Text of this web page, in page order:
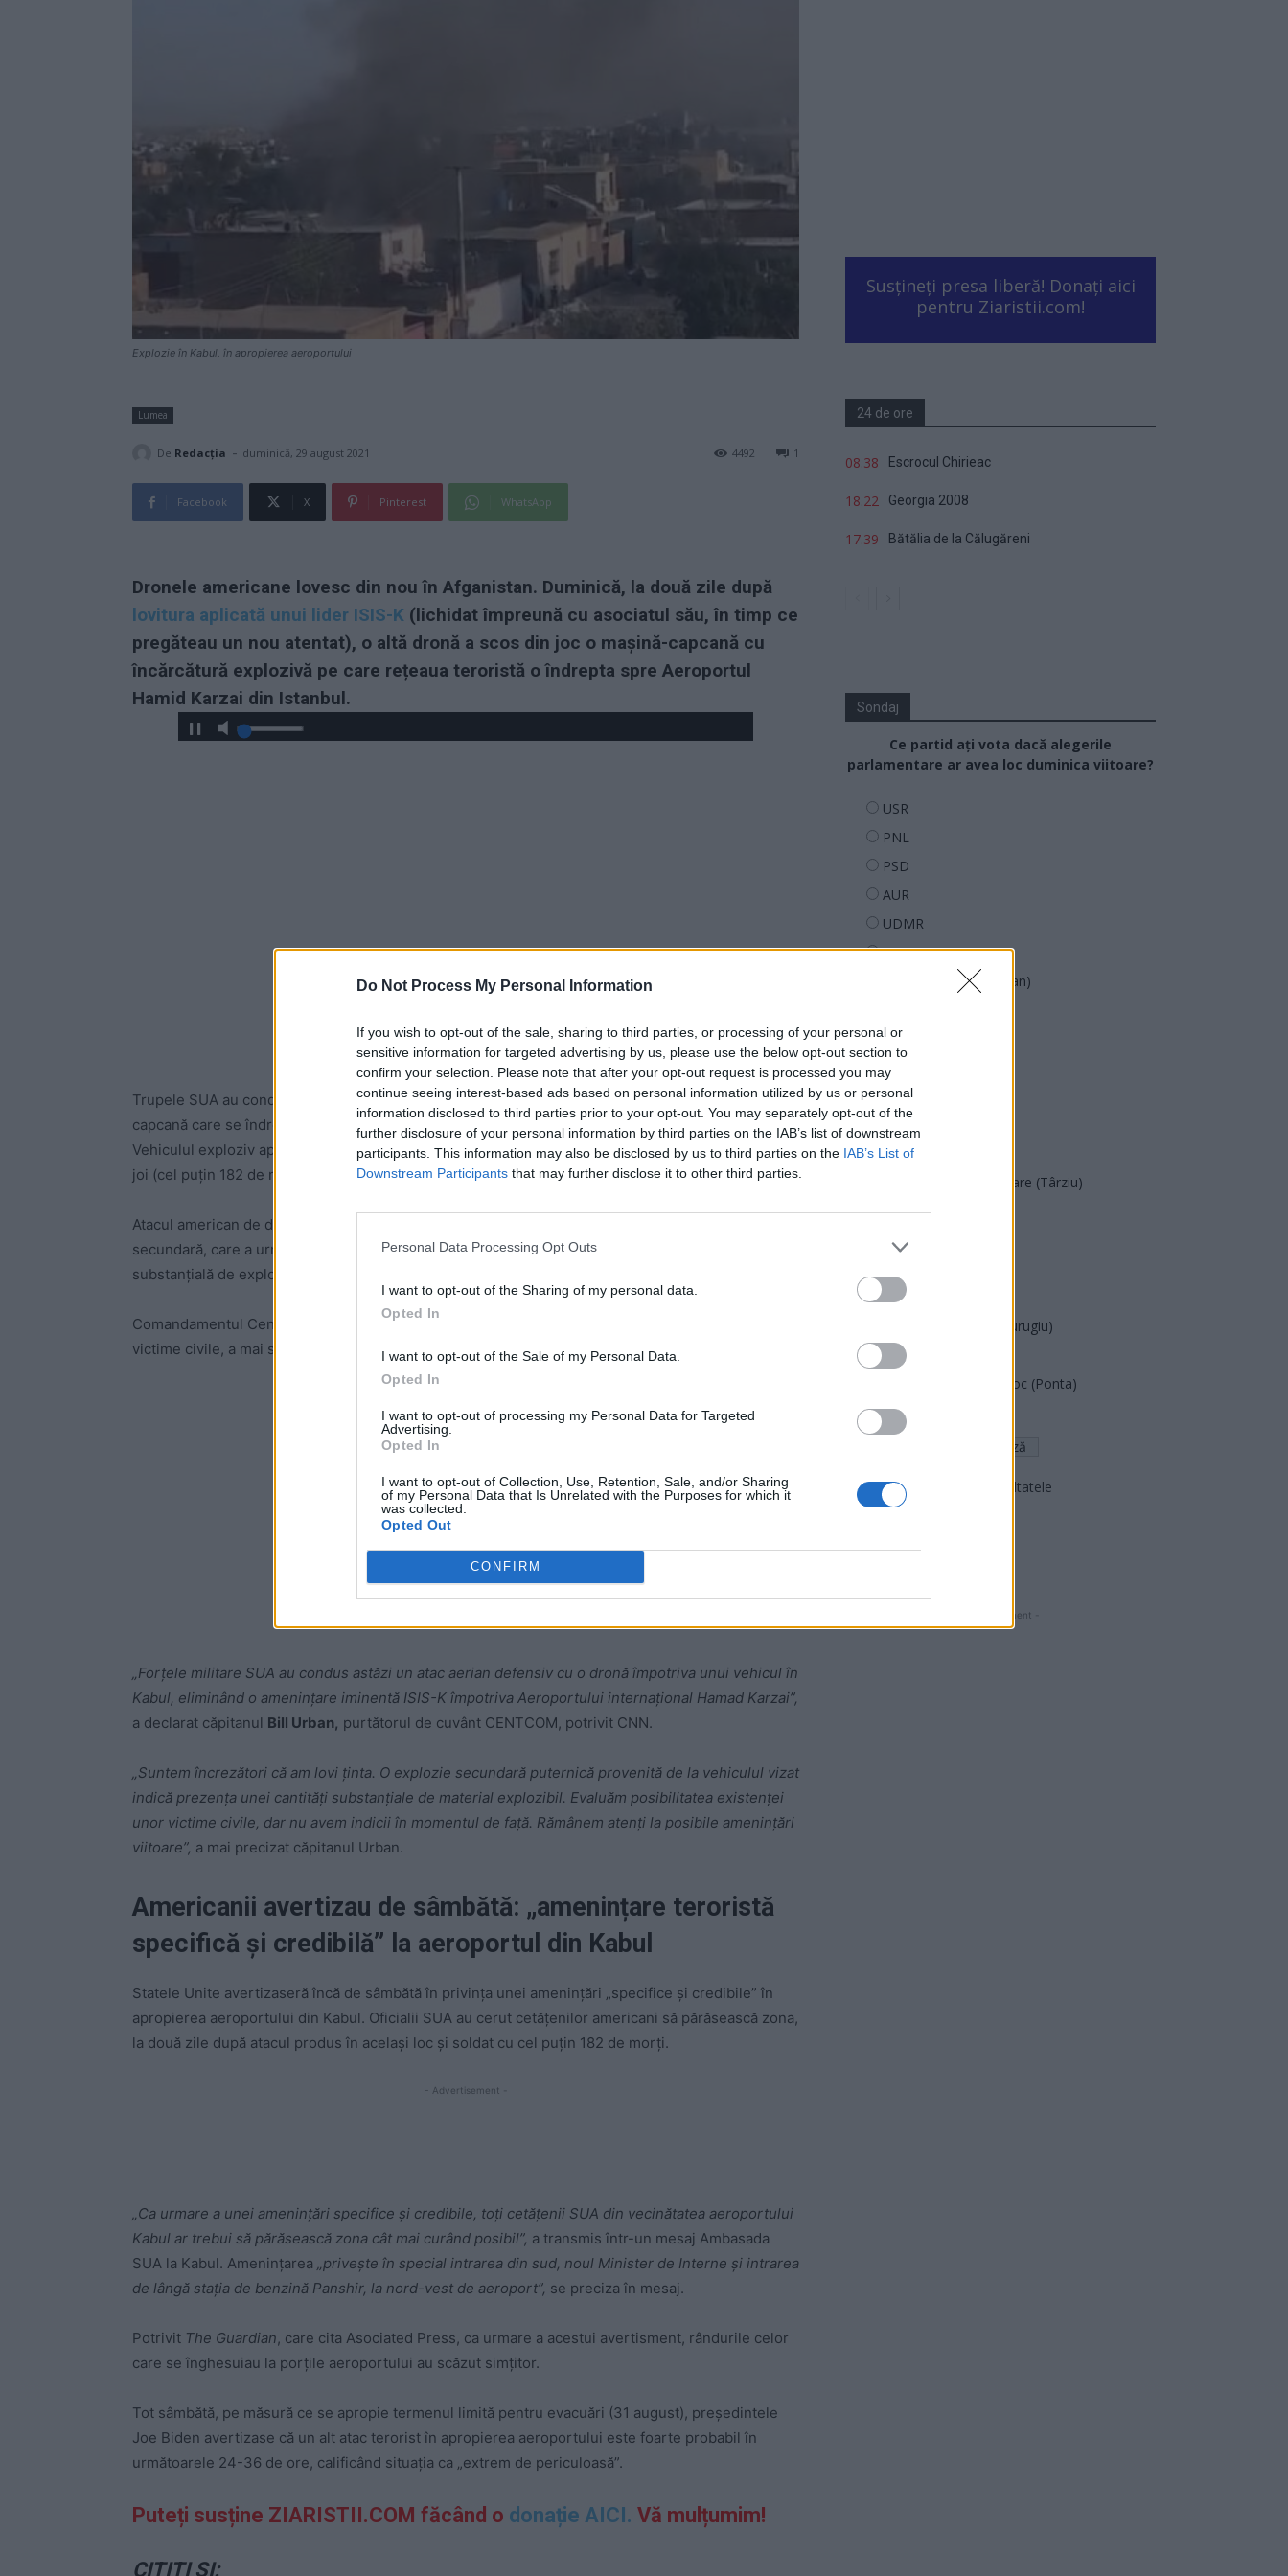
Do Not Process My Personal Information
If you wish to opt-out of the sale, sharing to third parties, or processing of your personal or
sensitive information for targeted advertising by us, please use the below opt-out section to
confirm your selection. Please note that after your opt-out request is processed you may
continue seeing interest-based ads based on personal information utilized by us or personal
information disclosed to third parties prior to your opt-out. You may separately opt-out of the
further disclosure of your personal information by third parties on the IAB’s list of downstream
participants. This information may also be disclosed by us to third parties on the IAB’s List of
Downstream Participants that may further disclose it to other third parties.
Personal Data Processing Opt Outs
I want to opt-out of the Sharing of my personal data.
Opted In
I want to opt-out of the Sale of my Personal Data.
Opted In
I want to opt-out of processing my Personal Data for Targeted
Advertising.
Opted In
I want to opt-out of Collection, Use, Retention, Sale, and/or Sharing
of my Personal Data that Is Unrelated with the Purposes for which it
was collected.
Opted Out
CONFIRM
Explozie în Kabul, în apropierea aeroportului
Lumea
De Redacţia - duminică, 29 august 2021 1
4492
Facebook X Pinterest WhatsApp
Dronele americane lovesc din nou în Afganistan. Duminică, la două zile după
lovitura aplicată unui lider ISIS-K (lichidat împreună cu asociatul său, în timp ce
pregăteau un nou atentat), o altă dronă a scos din joc o mașină-capcană cu
încărcătură explozivă pe care rețeaua teroristă o îndrepta spre Aeroportul
Hamid Karzai din Istanbul.
Trupele SUA au condus o lovitură aeriană defensivă duminică, în Kabul, împotriva unei mașini-
capcană care se îndrepta spre aeroport, scrie CNN, citând un oficial din domeniul apărării.
Vehiculul exploziv aparținea rețelei teroriste ISIS-K, responsabilă și pentru atentatul îngrozitor de
joi (cel puțin 182 de morți, dintre care 169 de afgani și 13 militari americani).
Atacul american de duminică a fost purtat de o dronă. Potrivit oficialului citat, o explozie
secundară, care a urmat celei inițiale, indică faptul că ținta vizată era încărcată cu o cantitate
substanțială de explozivi.
Comandamentul Central american, US CENTCOM, a confirmat atacul. Din primele date, nu există
victime civile, a mai spus sursa CNN.
„Forțele militare SUA au condus astăzi un atac aerian defensiv cu o dronă împotriva unui vehicul în
Kabul, eliminând o amenințare iminentă ISIS-K împotriva Aeroportului internațional Hamad Karzai”,
a declarat căpitanul Bill Urban, purtătorul de cuvânt CENTCOM, potrivit CNN.
„Suntem încrezători că am lovi ținta. O explozie secundară puternică provenită de la vehiculul vizat
indică prezența unei cantități substanțiale de material explozibil. Evaluăm posibilitatea existenței
unor victime civile, dar nu avem indicii în momentul de față. Rămânem atenți la posibile amenințări
viitoare”, a mai precizat căpitanul Urban.
Americanii avertizau de sâmbătă: „amenințare teroristă
specifică și credibilă” la aeroportul din Kabul
Statele Unite avertizaseră încă de sâmbătă în privința unei ameninţări „specifice şi credibile” în
apropierea aeroportului din Kabul. Oficialii SUA au cerut cetăţenilor americani să părăsească zona,
la două zile după atacul produs în acelaşi loc și soldat cu cel puțin 182 de morţi.
- Advertisement -
„Ca urmare a unei ameninţări specifice şi credibile, toţi cetăţenii SUA din vecinătatea aeroportului
Kabul ar trebui să părăsească zona cât mai curând posibil”, a transmis într-un mesaj Ambasada
SUA la Kabul. Ameninţarea
„priveşte în special intrarea din sud, noul Minister de Interne şi intrarea
de lângă staţia de benzină Panshir, la nord-vest de aeroport”, se preciza în mesaj.
Potrivit The Guardian, care cita Asociated Press, ca urmare a acestui avertisment, rândurile celor
care se înghesuiau la porțile aeroportului au scăzut simțitor.
Tot sâmbătă, pe măsură ce se apropie termenul limită pentru evacuări (31 august), preşedintele
Joe Biden avertizase că un alt atac terorist în apropierea aeroportului este foarte probabil în
următoarele 24-36 de ore, calificând situaţia ca „extrem de periculoasă”.
Puteți susține ZIARISTII.COM făcând o donație AICI. Vă mulțumim!
CITIȚI ȘI:
Susțineți presa liberă! Donați aici
pentru Ziaristii.com!
24 de ore
08.38 Escrocul Chirieac
18.22 Georgia 2008
17.39 Bătălia de la Călugăreni
Sondaj
Ce partid ați vota dacă alegerile
parlamentare ar avea loc duminica viitoare?
USR
PNL
PSD
AUR
UDMR
PMP (Tomac)
Forța Dreptei (L. Orban)
REPER
SENS
SOS (Șoșoacă)
PACE (Peia)
Acțiunea Conservatoare (Târziu)
PDF (Lazarus)
PUSL (D. Voiculescu)
PNCR (Terheș)
Partidul Patrioților (Surugiu)
FAR (Coarnă)
România pe Primul Loc (Ponta)
Altul
Arată rezultatele
- Advertisment -